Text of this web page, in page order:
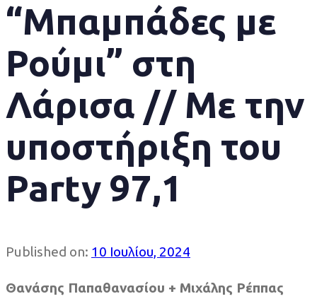
“Μπαμπάδες με
Ρούμι” στη
Λάρισα // Με την
υποστήριξη του
Party 97,1
Published on: 10 Ιουλίου, 2024
Θανάσης Παπαθανασίου + Μιχάλης Ρέππας